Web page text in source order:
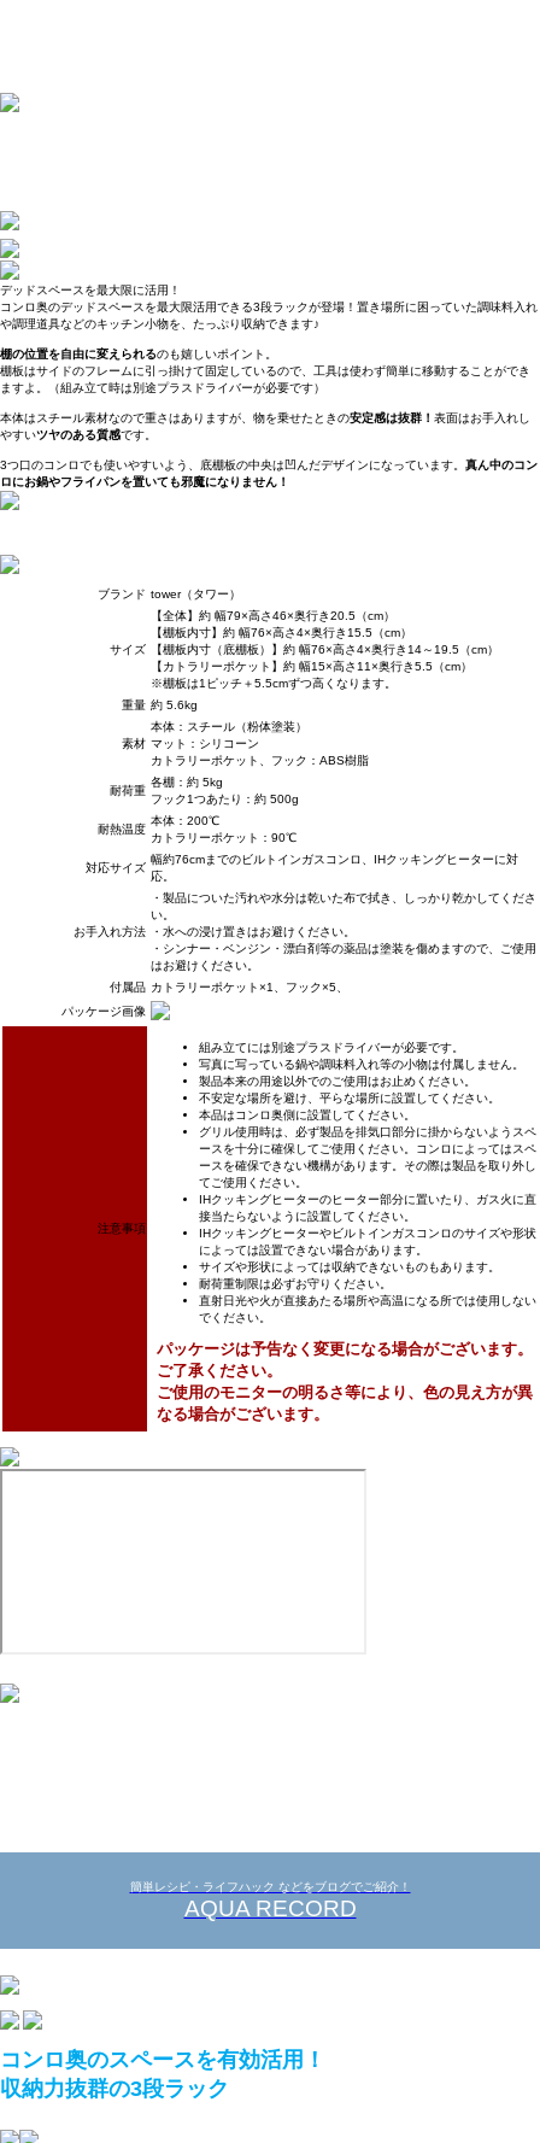
デッドスペースを最大限に活用！
コンロ奥のデッドスペースを最大限活用できる3段ラックが登場！置き場所に困っていた調味料入れ
や調理道具などのキッチン小物を、たっぷり収納できます♪
棚の位置を自由に変えられるのも嬉しいポイント。
棚板はサイドのフレームに引っ掛けて固定しているので、工具は使わず簡単に移動することができ
ますよ。（組み立て時は別途プラスドライバーが必要です）
本体はスチール素材なので重さはありますが、物を乗せたときの安定感は抜群！ 表面はお手入れし
やすいツヤのある質感です。
3つ口のコンロでも使いやすいよう、底棚板の中央は凹んだデザインになっています。 真ん中のコン
ロにお鍋やフライパンを置いても邪魔になりません！
ブランド tower（タワー）
サイズ
【全体】約 幅79×高さ46×奥行き20.5（cm）
【棚板内寸】約 幅76×高さ4×奥行き15.5（cm）
【棚板内寸（底棚板）】約 幅76×高さ4×奥行き14～19.5（cm）
【カトラリーポケット】約 幅15×高さ11×奥行き5.5（cm）
※棚板は1ピッチ＋5.5cmずつ高くなります。
重量 約 5.6kg
素材
本体：スチール（粉体塗装）
マット：シリコーン
カトラリーポケット、フック：ABS樹脂
耐荷重
各棚：約 5kg
フック1つあたり：約 500g
耐熱温度
本体：200℃
カトラリーポケット：90℃
対応サイズ
幅約76cmまでのビルトインガスコンロ、IHクッキングヒーターに対
応。
お手入れ方法
・製品についた汚れや水分は乾いた布で拭き、しっかり乾かしてくださ
い。
・水への浸け置きはお避けください。
・シンナー・ベンジン・漂白剤等の薬品は塗装を傷めますので、ご使用
はお避けください。
付属品 カトラリーポケット×1、フック×5、
パッケージ画像
注意事項
組み立てには別途プラスドライバーが必要です。
写真に写っている鍋や調味料入れ等の小物は付属しません。
製品本来の用途以外でのご使用はお止めください。
不安定な場所を避け、平らな場所に設置してください。
本品はコンロ奥側に設置してください。
グリル使用時は、必ず製品を排気口部分に掛からないようスペ
ースを十分に確保してご使用ください。コンロによってはスペ
ースを確保できない機構があります。その際は製品を取り外し
てご使用ください。
IHクッキングヒーターのヒーター部分に置いたり、ガス火に直
接当たらないように設置してください。
IHクッキングヒーターやビルトインガスコンロのサイズや形状
によっては設置できない場合があります。
サイズや形状によっては収納できないものもあります。
耐荷重制限は必ずお守りください。
直射日光や火が直接あたる場所や高温になる所では使用しない
でください。
パッケージは予告なく変更になる場合がございます。
ご了承ください。
ご使用のモニターの明るさ等により、色の見え方が異
なる場合がございます。
簡単レシピ・ライフハック などをブログでご紹介！
AQUA RECORD
コンロ奥のスペースを有効活用！
収納力抜群の3段ラック